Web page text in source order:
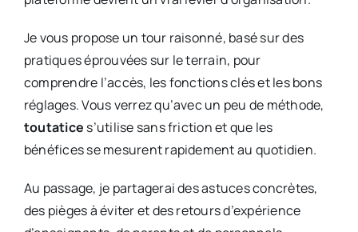
Je vous propose un tour raisonné, basé sur des
pratiques éprouvées sur le terrain, pour
comprendre l’accès, les fonctions clés et les bons
réglages. Vous verrez qu’avec un peu de méthode,
toutatice s’utilise sans friction et que les
bénéfices se mesurent rapidement au quotidien.
Au passage, je partagerai des astuces concrètes,
des pièges à éviter et des retours d’expérience